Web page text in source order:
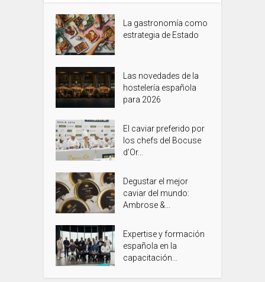
La gastronomía como
estrategia de Estado
Las novedades de la
hostelería española
para 2026
El caviar preferido por
los chefs del Bocuse
d’Or...
Degustar el mejor
caviar del mundo:
Ambrose &...
Expertise y formación
española en la
capacitación...